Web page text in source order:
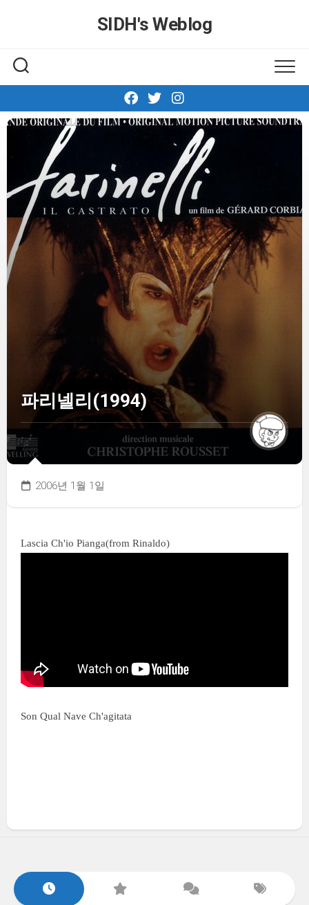
SIDH′s Weblog
파리넬리(1994)
2006년 1월 1일
Lascia Ch'io Pianga(from Rinaldo)
Son Qual Nave Ch'agitata